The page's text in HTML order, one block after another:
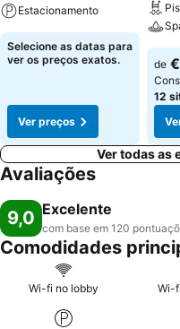
Estacionamento
Selecione as datas para
ver os preços exatos.
Ver preços
de
12
Ver todas as
Avaliações
9,0 Excelente
com base em 120
Comodidades
Wi-fi no lobby Wi-